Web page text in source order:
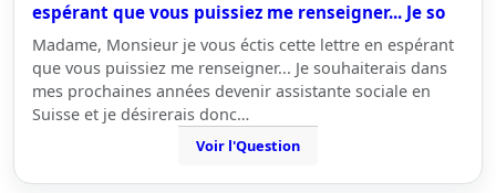
espérant que vous puissiez me renseigner... Je so
Madame, Monsieur je vous éctis cette lettre en espérant
que vous puissiez me renseigner... Je souhaiterais dans
mes prochaines années devenir assistante sociale en
Suisse et je désirerais donc…
Voir l'Question